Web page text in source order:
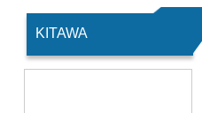
KITAWA